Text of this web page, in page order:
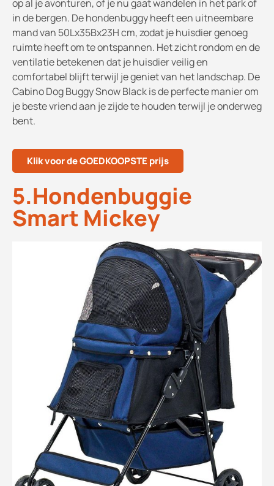
op al je avonturen, of je nu gaat wandelen in het park of
in de bergen. De hondenbuggy heeft een uitneembare
mand van 50Lx35Bx23H cm, zodat je huisdier genoeg
ruimte heeft om te ontspannen. Het zicht rondom en de
ventilatie betekenen dat je huisdier veilig en
comfortabel blijft terwijl je geniet van het landschap. De
Cabino Dog Buggy Snow Black is de perfecte manier om
je beste vriend aan je zijde te houden terwijl je onderweg
bent.
Klik voor de GOEDKOOPSTE prijs
5.Hondenbuggie
Smart Mickey